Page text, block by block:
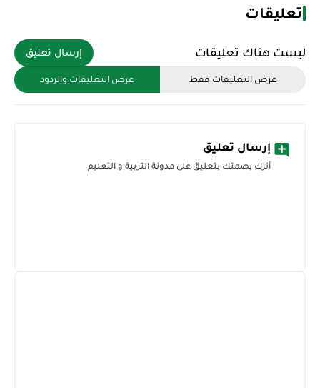
تعليقات
ليست هناك تعليقات إرسال تعليق
عرض التعليقات فقط عرض التعليقات والردود
إرسال تعليق
أترك بصمتك بتعليق على مدونة التربية و التعليم